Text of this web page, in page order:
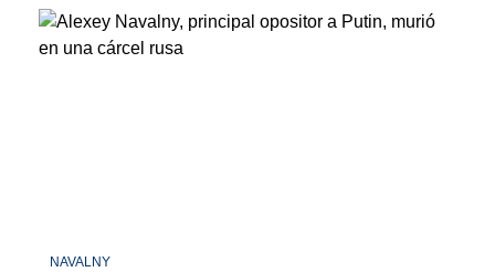
NAVALNY